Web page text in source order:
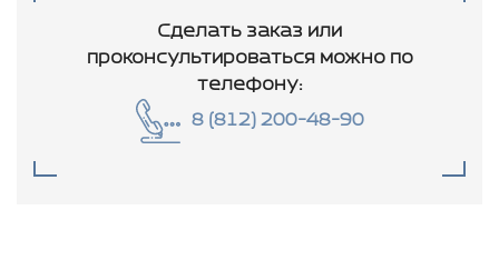
Сделать заказ или
проконсультироватьсяможно по
телефону:
8 (812) 200-48-90